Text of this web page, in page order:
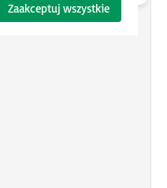
Zaakceptuj wszystkie